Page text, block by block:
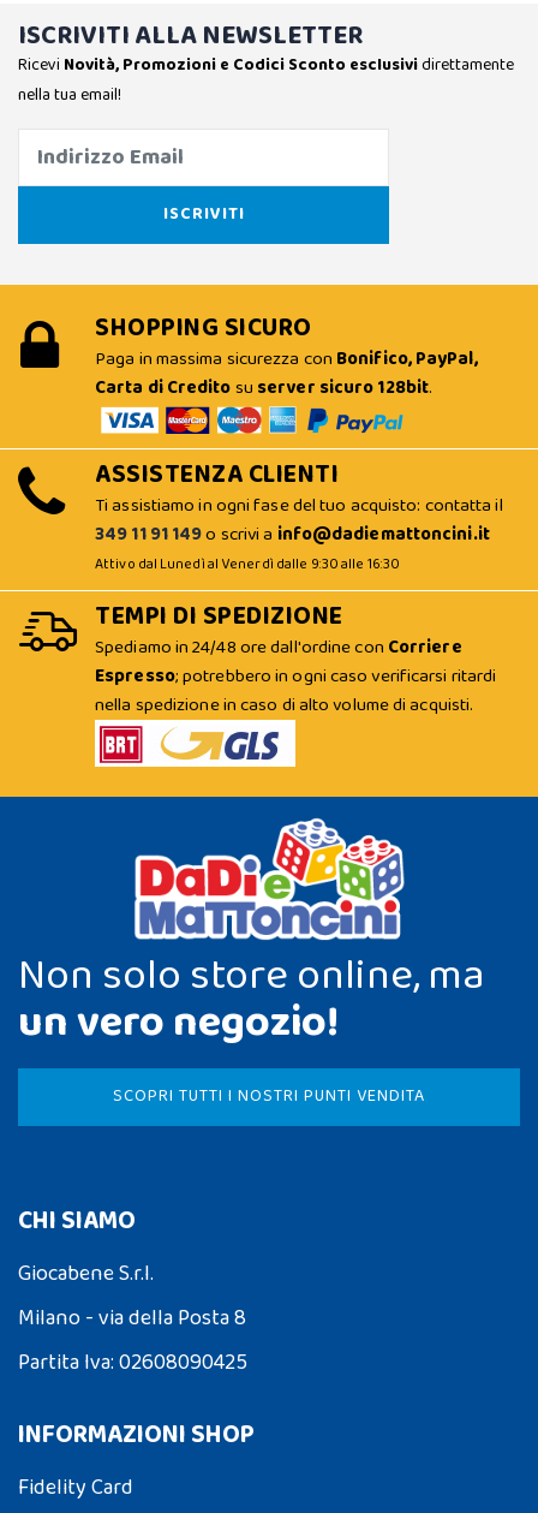
ISCRIVITI ALLA NEWSLETTER
Ricevi Novità, Promozioni e Codici Sconto esclusividirettamente
nella tua email!
SHOPPING SICURO
Paga in massima sicurezza con Bonifico, PayPal,
Carta di Creditosu server sicuro 128bit.
ASSISTENZA CLIENTI
Ti assistiamo in ogni fase del tuo acquisto: contatta il
349 11 91 149o scrivi a info@dadiemattoncini.it
Attivo dal Lunedì al Venerdì dalle 9:30 alle 16:30
TEMPI DI SPEDIZIONE
Spediamo in 24/48 ore dall'ordine con Corriere
Espresso; potrebbero in ogni caso verificarsi ritardi
nella spedizione in caso di alto volume di acquisti.
Non solo store online, ma
un vero negozio!
SCOPRI TUTTI I NOSTRI PUNTI VENDITA
CHI SIAMO
Giocabene S.r.l.
Milano - via della Posta 8
Partita Iva: 02608090425
INFORMAZIONI SHOP
Fidelity Card